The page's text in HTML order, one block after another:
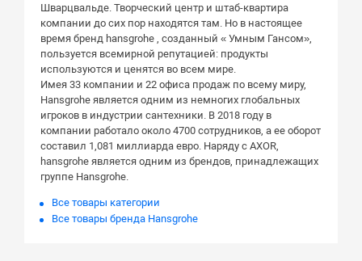
Шварцвальде. Творческий центр и штаб-квартира
компании до сих пор находятся там. Но в настоящее
время бренд hansgrohe , созданный « Умным Гансом»,
пользуется всемирной репутацией: продукты
используются и ценятся во всем мире.
Имея 33 компании и 22 офиса продаж по всему миру,
Hansgrohe является одним из немногих глобальных
игроков в индустрии сантехники. В 2018 году в
компании работало около 4700 сотрудников, а ее оборот
составил 1,081 миллиарда евро. Наряду с AXOR,
hansgrohe является одним из брендов, принадлежащих
группе Hansgrohe.
Все товары категории
Все товары бренда Hansgrohe